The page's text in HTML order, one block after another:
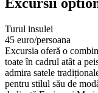
Turul insulei
45 euro/persoana
Excursia oferă o
toate în cadrul atât a
admira satele
pentru stilul său de